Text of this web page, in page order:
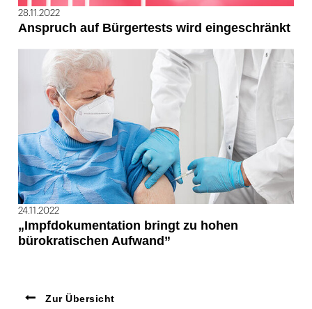
28.11.2022
Anspruch auf Bürgertests wird eingeschränkt
24.11.2022
„Impfdokumentation bringt zu hohen
bürokratischen Aufwand”
Zur Übersicht